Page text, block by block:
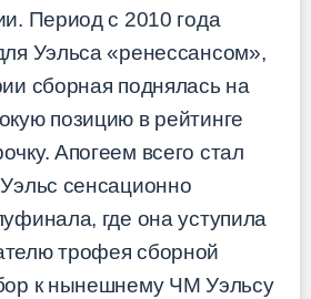
Период с 2010 года
Уэльса «ренессансом»,
сборная поднялась на
позицию в рейтинге
Апогеем всего стал
сенсационно
где она уступила
трофея сборной
к нынешнему ЧМ Уэльсу